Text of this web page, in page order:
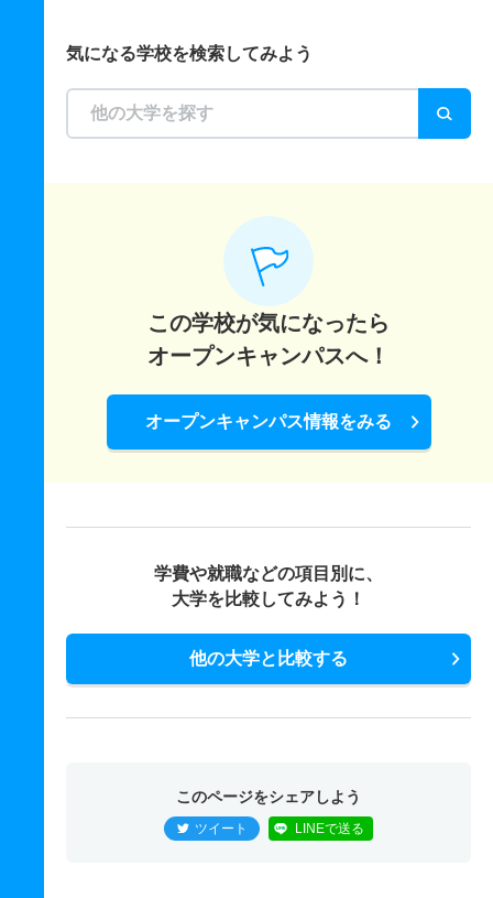
気になる学校を検索してみよう
この学校が気になったら
オープンキャンパスへ！
オープンキャンパス情報をみる
学費や就職などの項目別に、
大学を比較してみよう！
他の大学と比較する
このページをシェアしよう
ツイート LINEで送る